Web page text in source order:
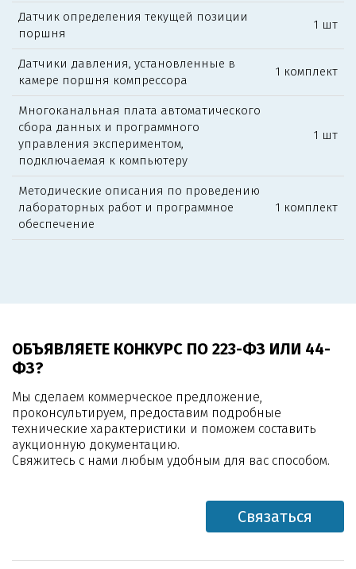
Датчик определения текущей позиции
поршня
1 шт
Датчики давления, установленные в
камере поршня компрессора
1 комплект
Многоканальная плата автоматического
сбора данных и программного
управления экспериментом,
подключаемая к компьютеру
1 шт
Методические описания по проведению
лабораторных работ и программное
обеспечение
1 комплект
ОБЪЯВЛЯЕТЕ КОНКУРС ПО 223-ФЗ ИЛИ 44-
ФЗ?
Мы сделаем коммерческое предложение,
проконсультируем, предоставим подробные
технические характеристики и поможем составить
аукционную документацию.
Свяжитесь с нами любым удобным для вас способом.
Связаться